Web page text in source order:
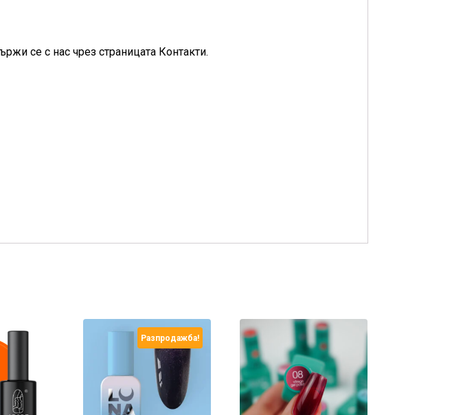
се с нас чрез страницата Контакти.
Разпродажба!